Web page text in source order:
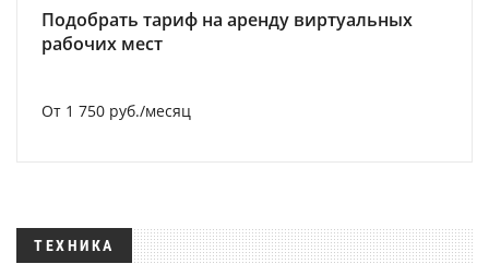
Подобрать тариф на аренду виртуальных
рабочих мест
От 1 750 руб./месяц
ТЕХНИКА